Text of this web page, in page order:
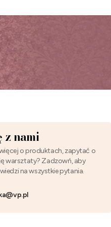
z nami
o produktach, zapytać o
warsztaty? Zadzowń, aby
na wszystkie pytania.